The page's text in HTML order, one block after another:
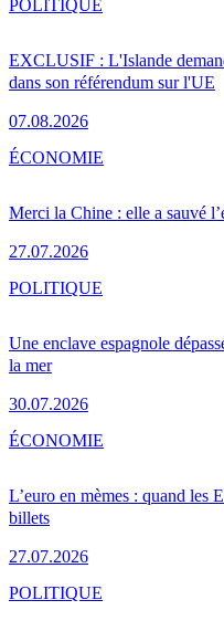
EXCLUSIF : L'Islande
dans son référendum sur l'UE
07.08.2026
POLITIQUE
Merci la Chine : elle a sauvé
27.07.2026
ÉCONOMIE
Une enclave espagnole
la mer
30.07.2026
POLITIQUE
L’euro en mèmes : quand les
billets
27.07.2026
ÉCONOMIE
POLITIQUE